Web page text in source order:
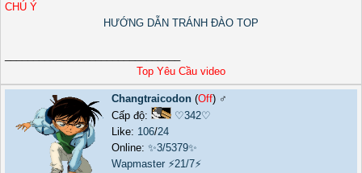
CHÚ Ý
HƯỚNG DẪN TRÁNH ĐÀO TOP
Top Yêu Cầu video
Changtraicodon (Off) ♂️
Cấp độ:
♡342♡
Like: 106/24
Online: ✨3/5379✨
Wapmaster ⚡21/7⚡